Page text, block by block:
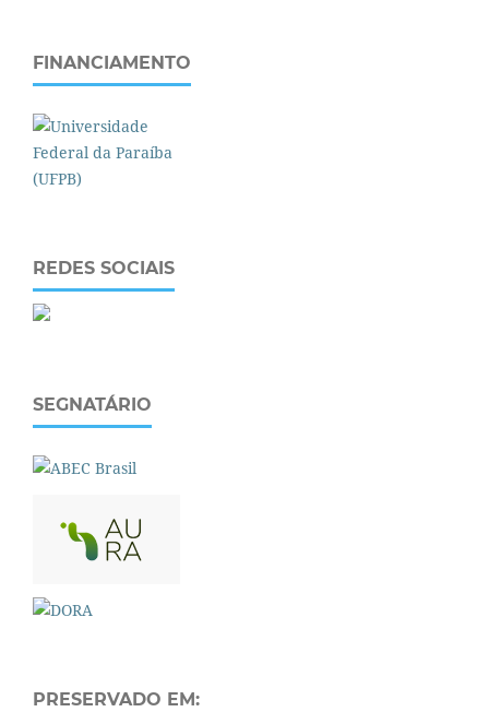
FINANCIAMENTO
REDES SOCIAIS
SEGNATÁRIO
PRESERVADO EM: